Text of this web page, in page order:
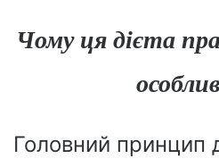
Чому ця дієта
Головний принцип